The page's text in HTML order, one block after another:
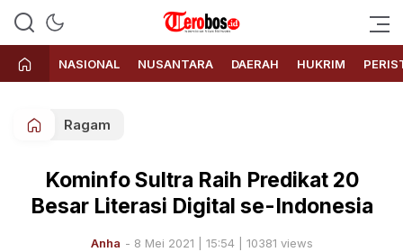
Terobos.id – Kabar terkini dari
Indonesia
Media siber yang menyajikan
berita terbaru dan kabar terkini
dari Indonesia untuk dunia
NASIONAL NUSANTARA DAERAH HUKRIM
Ragam
Kominfo Sultra Raih Predikat 20
Besar Literasi Digital se-Indonesia
Anha - 8 Mei 2021 | 15:54 | 10381 views